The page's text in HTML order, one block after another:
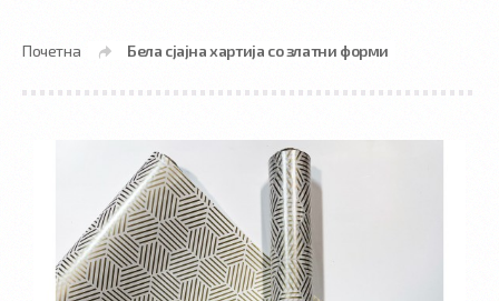
Почетна » Бела сјајна хартија со златни форми